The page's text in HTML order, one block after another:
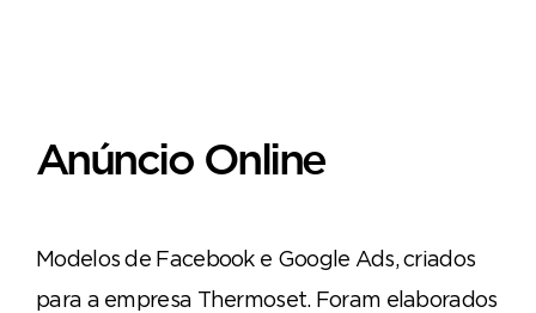
Anúncio Online
Modelos de Facebook e Google Ads, criados
para a empresa Thermoset. Foram elaborados